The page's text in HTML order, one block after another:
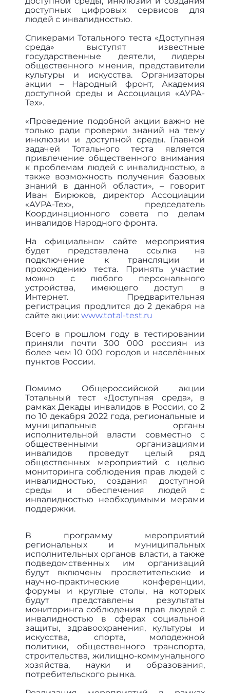
доступных цифровых сервисов для
людей с инвалидностью.
Спикерами Тотального теста «Доступная
среда» выступят известные
государственные деятели, лидеры
общественного мнения, представители
культуры и искусства. Организаторы
акции – Народный фронт, Академия
доступной среды и Ассоциация «АУРА-
Тех».
«Проведение подобной акции важно не
только ради проверки знаний на тему
инклюзии и доступной среды. Главной
задачей Тотального теста является
привлечение общественного внимания
к проблемам людей с инвалидностью, а
также возможность получения базовых
знаний в данной области», – говорит
Иван Бирюков, директор Ассоциации
«АУРА-Тех», председатель
Координационного совета по делам
инвалидов Народного фронта.
На официальном сайте мероприятия
будет представлена ссылка на
подключение к трансляции и
прохождению теста. Принять участие
можно с любого персонального
устройства, имеющего доступ в
Интернет. Предварительная
регистрация продлится до 2 декабря на
сайте акции: www.total-test.ru
Всего в прошлом году в тестировании
приняли почти 300 000 россиян из
более чем 10 000 городов и населённых
пунктов России.
Помимо Общероссийской акции
Тотальный тест «Доступная среда», в
рамках Декады инвалидов в России, со 2
по 10 декабря 2022 года, региональные и
муниципальные органы
исполнительной власти совместно с
общественными организациями
инвалидов проведут целый ряд
общественных мероприятий с целью
мониторинга соблюдения прав людей с
инвалидностью, создания доступной
среды и обеспечения людей с
инвалидностью необходимыми мерами
поддержки.
В программу мероприятий
региональных и муниципальных
исполнительных органов власти, а также
подведомственных им организаций
будут включены просветительские и
научно-практические конференции,
форумы и круглые столы, на которых
будут представлены результаты
мониторинга соблюдения прав людей с
инвалидностью в сферах социальной
защиты, здравоохранения, культуры и
искусства, спорта, молодежной
политики, общественного транспорта,
строительства, жилищно-коммунального
хозяйства, науки и образования,
потребительского рынка.